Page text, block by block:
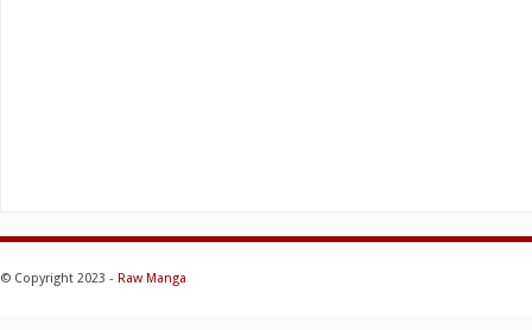
© Copyright 2023 - Raw Manga